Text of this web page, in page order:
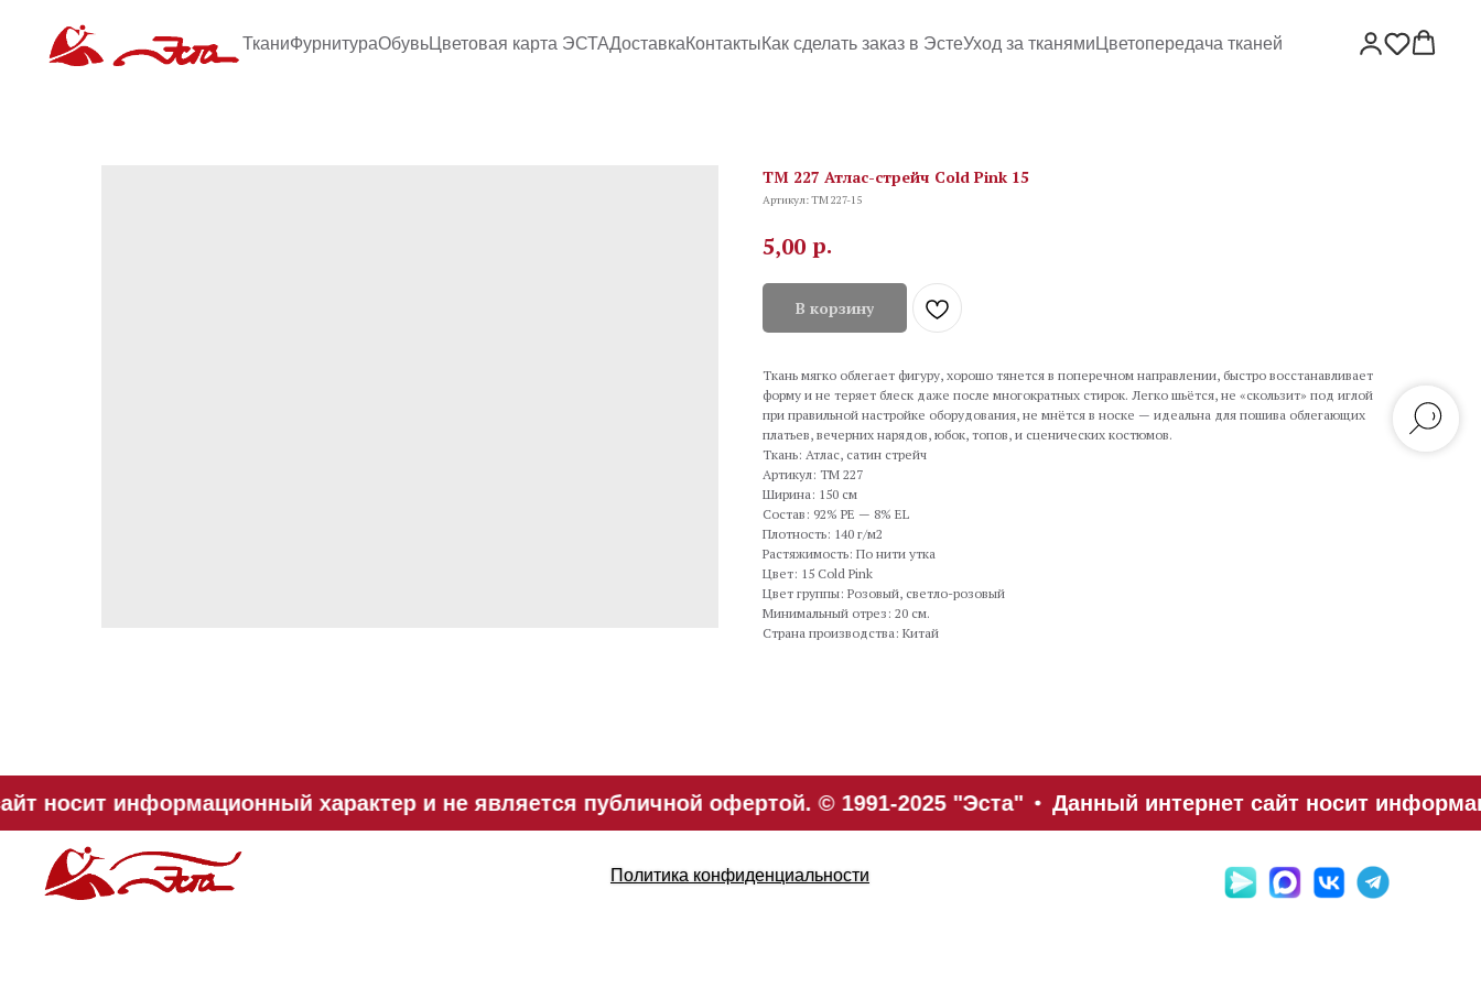
ТканиФурнитураОбувьЦветовая карта ЭСТАДоставкаКонтактыКак сделать заказ в ЭстеУход за тканями Цветопередача тканей
TM 227 Атлас-стрейч Cold Pink 15
Артикул:TM 227-15
5,00 р.
В корзину
Ткань мягко облегает фигуру, хорошо тянется в поперечном направлении, быстро восстанавливает
форму и не теряет блеск даже после многократных стирок. Легко шьётся, не «скользит» под иглой
при правильной настройке оборудования, не мнётся в носке — идеальна для пошива облегающих
платьев, вечерних нарядов, юбок, топов, и сценических костюмов.
Ткань: Атлас, сатин стрейч
Артикул: TM 227
Ширина: 150 см
Состав: 92% PE — 8% EL
Плотность: 140 г/м2
Растяжимость: По нити утка
Цвет: 15 Cold Pink
Цвет группы: Розовый, светло-розовый
Минимальный отрез: 20 см.
Страна производства: Китай
носит информационный характер и не является публичной офертой. © 1991-2025 "Эста" Данный интернет сайт носит
Политика конфиденциальности